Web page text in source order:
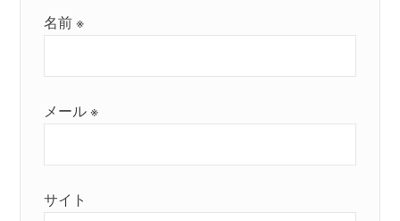
名前※
メール※
サイト